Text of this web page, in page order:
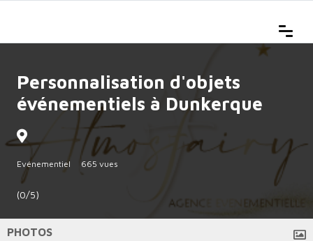
Personnalisation d'objets
événementiels à Dunkerque
Evénementiel 665 vues
(0/5)
PHOTOS